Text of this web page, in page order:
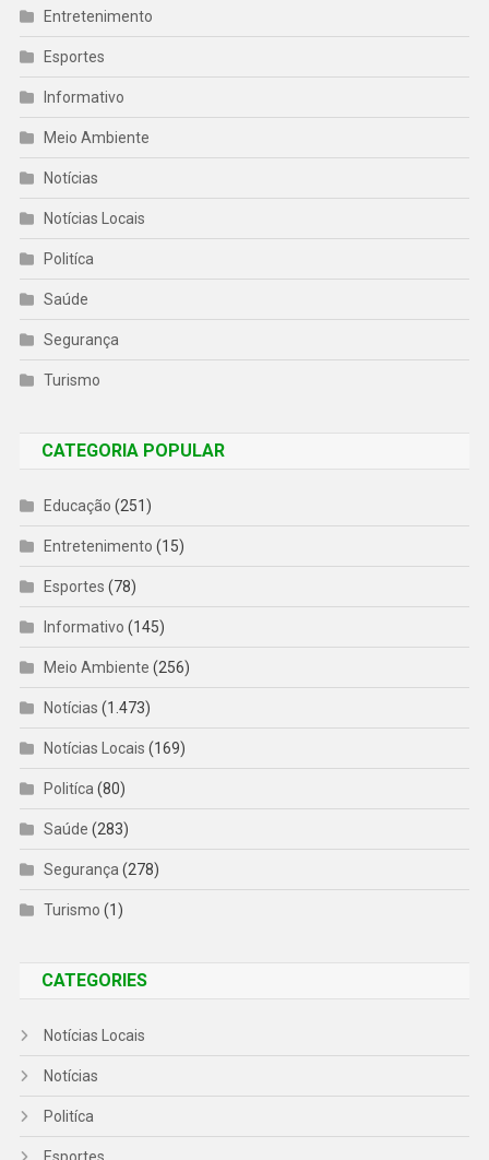
Entretenimento
Esportes
Informativo
Meio Ambiente
Notícias
Notícias Locais
Politíca
Saúde
Segurança
Turismo
CATEGORIA POPULAR
Educação (251)
Entretenimento (15)
Esportes (78)
Informativo (145)
Meio Ambiente (256)
Notícias (1.473)
Notícias Locais (169)
Politíca (80)
Saúde (283)
Segurança (278)
Turismo (1)
CATEGORIES
Notícias Locais
Notícias
Politíca